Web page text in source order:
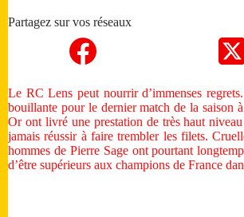
Partagez sur vos réseaux
Le RC Lens peut nourrir d’immenses
bouillante pour le dernier match de la saison
Or ont livré une prestation de très haut
jamais réussir à faire trembler les filets.
hommes de Pierre Sage ont pourtant
d’être supérieurs aux champions de France